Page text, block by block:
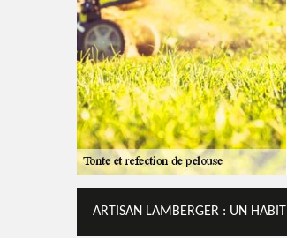
ARTISAN LAMBERGER : UN